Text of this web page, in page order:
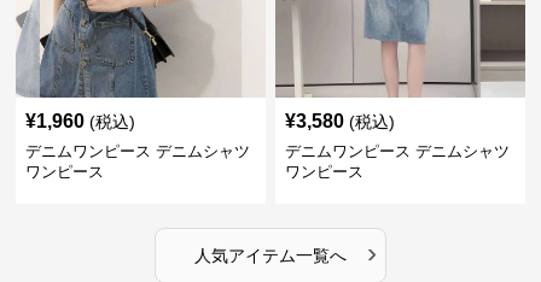
¥1,960 (税込)
デニムワンピース デニムシャツ
ワンピース
¥3,580 (税込)
デニムワンピース デニムシャツ
ワンピース
人気アイテム一覧へ ›